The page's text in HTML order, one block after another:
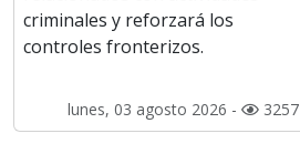
criminales y reforzará los
controles fronterizos.
lunes, 03 agosto 2026 - 3257